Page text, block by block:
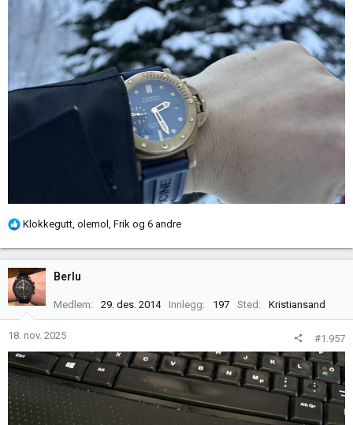
R
k
s
j
n
e
r
:
Klokkegutt, olemol , Frik og 6 andre
Berlu
Medlem 29. des. 2014 Innlegg 197 Sted Kristiansand
18. nov. 2025 #1.957